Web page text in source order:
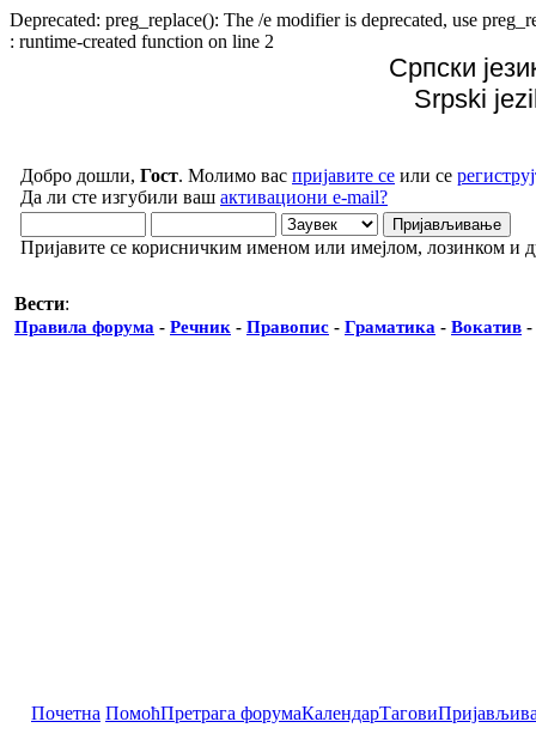
Deprecated: preg_replace(): The /e modifier is deprecated, use
: runtime-created function on line 2
Српски
Srpski
Добро дошли, Гост. Молимо вас пријавите се или се
Да ли сте изгубили ваш активациони e-mail?
Пријавите се корисничким именом или имејлом, лозинком и
Вести:
Правила форума - Речник - Правопис - Граматика - Вокатив -
Почетна ПомоћПретрага форумаКалендарТагови